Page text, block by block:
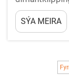
iðnaðarkerfið
táknar
Þessi flókin
SÝA MEIRA